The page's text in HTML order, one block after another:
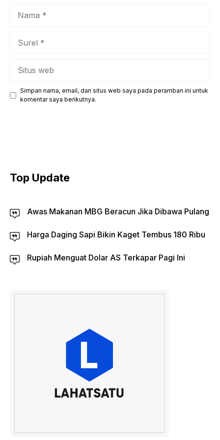
Simpan nama, email, dan situs web saya pada peramban ini untuk
komentar saya berikutnya.
Top Update
Awas Makanan MBG Beracun Jika Dibawa Pulang
Harga Daging Sapi Bikin Kaget Tembus 180 Ribu
Rupiah Menguat Dolar AS Terkapar Pagi Ini